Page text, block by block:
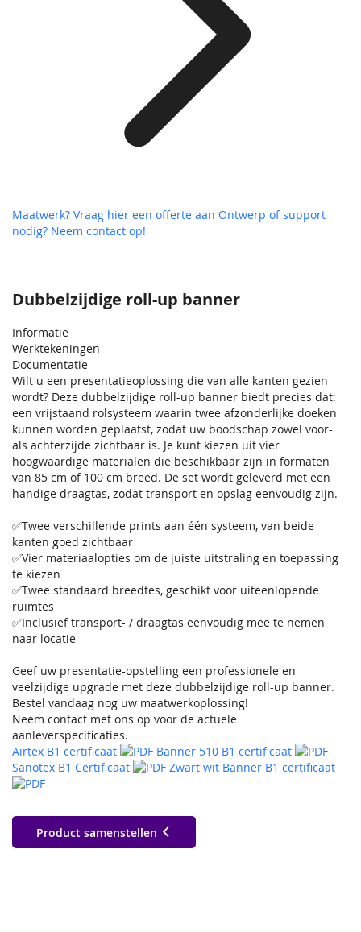
Dubbelzijdige roll-up banner
Informatie
Werktekeningen
Documentatie
Wilt u een presentatieoplossing die van alle kanten gezien
wordt? Deze dubbelzijdige roll-up banner biedt precies dat:
een vrijstaand rolsysteem waarin twee afzonderlijke doeken
kunnen worden geplaatst, zodat uw boodschap zowel voor-
als achterzijde zichtbaar is. Je kunt kiezen uit vier
hoogwaardige materialen die beschikbaar zijn in formaten
van 85 cm of 100 cm breed. De set wordt geleverd met een
handige draagtas, zodat transport en opslag eenvoudig zijn.
✅Twee verschillende prints aan één systeem, van beide
kanten goed zichtbaar
✅Vier materiaalopties om de juiste uitstraling en toepassing
te kiezen
✅Twee standaard breedtes, geschikt voor uiteenlopende
ruimtes
✅Inclusief transport- / draagtas eenvoudig mee te nemen
naar locatie
Geef uw presentatie-opstelling een professionele en
veelzijdige upgrade met deze dubbelzijdige roll-up banner.
Bestel vandaag nog uw maatwerkoplossing!
Neem contact met ons op voor de actuele
aanleverspecificaties.
Airtex B1 certificaat
Banner 510 B1 certificaat
Sanotex B1 Certificaat
Zwart wit Banner B1 certificaat
Product samenstellen
Maatwerk? Vraag hier een offerte aan Ontwerp of support
nodig? Neem contact op!